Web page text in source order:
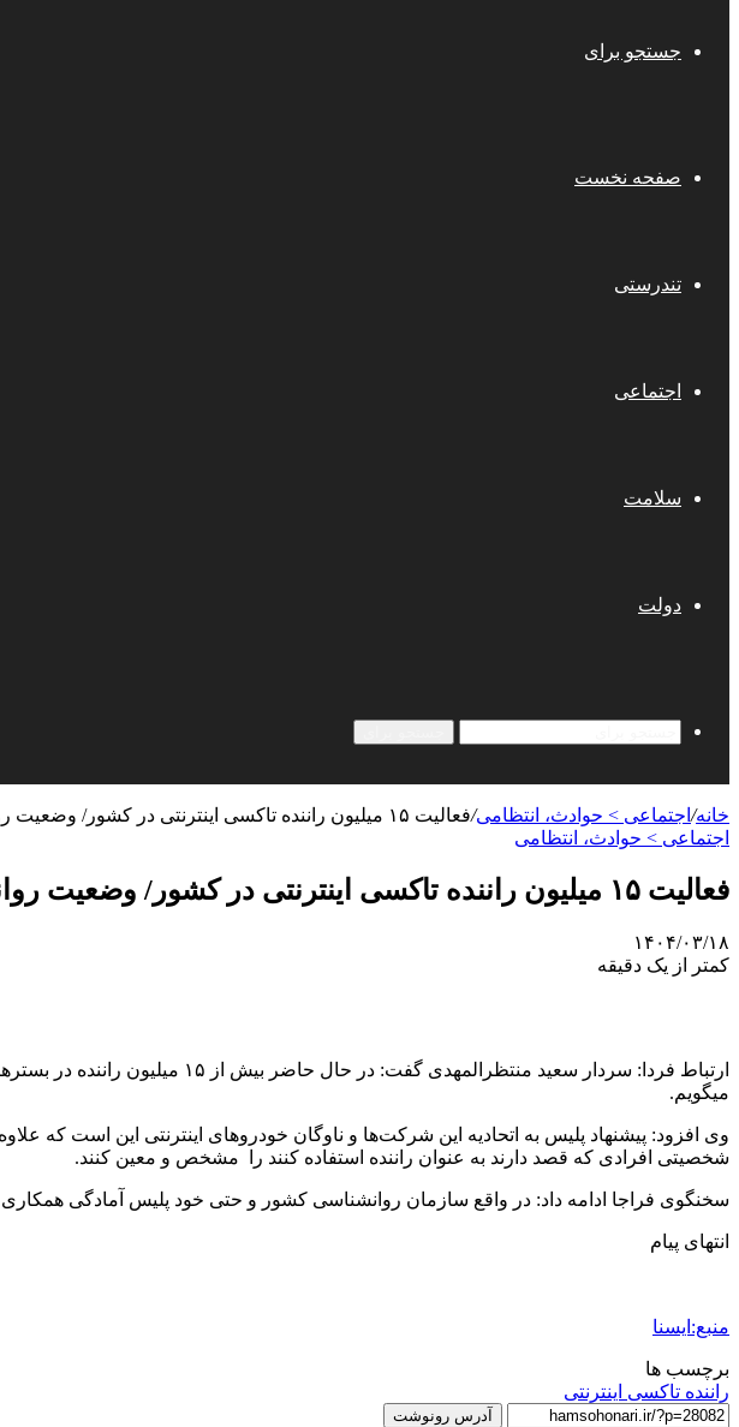
جستجو برای
صفحه نخست
تندرستی
اجتماعی
سلامت
دولت
خانه/ اجتماعی > حوادث، انتظامی/فعالیت ۱۵ میلیون راننده تاکسی اینترنتی در کشور/ وضعیت روانشناختی رانندگان نیز بررسی شود
اجتماعی > حوادث، انتظامی
فعالیت ۱۵ میلیون راننده تاکسی اینترنتی در کشور/ وضعیت روانشناختی رانندگان نیز بررسی شود
۱۴۰۴/۰۳/۱۸
کمتر از یک دقیقه
ارتباط فردا: سردار سعید
میگویم.
وی افزود: پیشنهاد پلیس به اتحادیه این شرکت‌ها و ناوگان خودروهای اینترنتی این است که
شخصیتی افرادی که قصد دارند به عنوان راننده استفاده کنند را مشخص و معین کنند.
سخنگوی فراجا ادامه داد: در واقع سازمان روانشناسی کشور و حتی خود پلیس آمادگی
انتهای پیام
منبع:ایسنا
برچسب ها
راننده تاکسی اینترنتی
آدرس رونوشت